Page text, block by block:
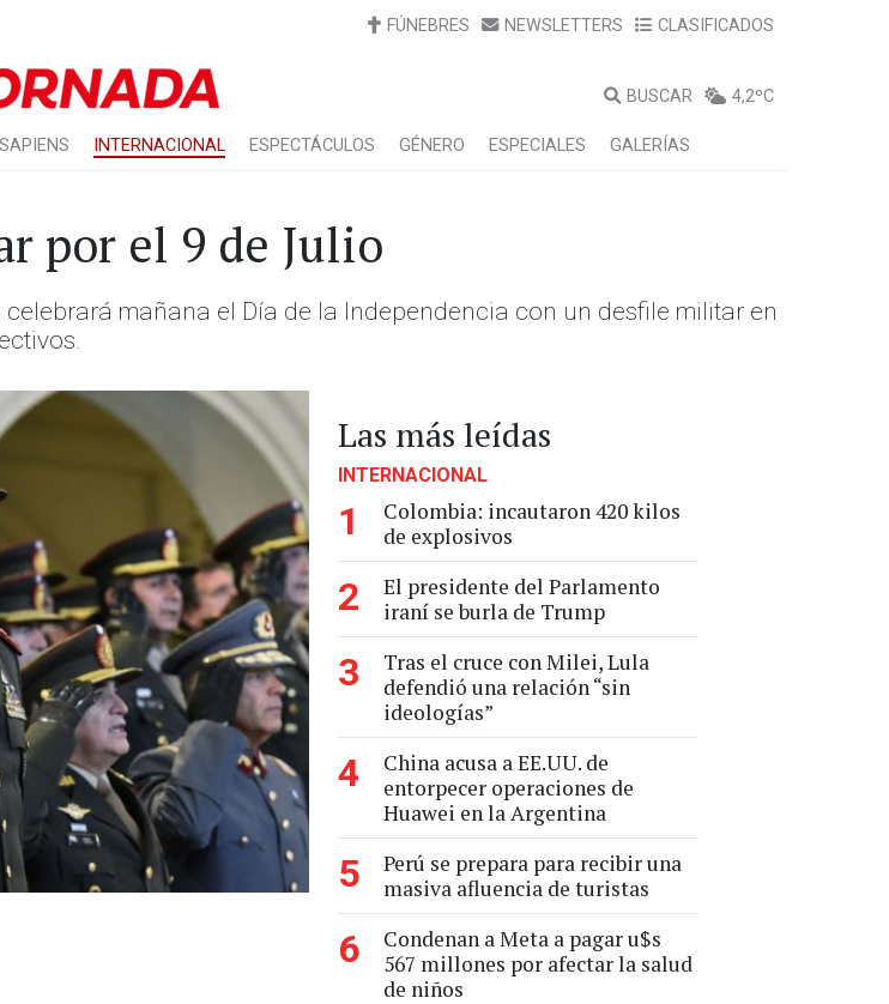
FÚNEBRES NEWSLETTERS CLASIFICADOS
BUSCAR 4,2ºC
SAPIENS INTERNACIONAL ESPECTÁCULOS GÉNERO ESPECIALES GALERÍAS
por el 9 de Julio
mañana el Día de la Independencia con un desfile militar en
Las más leídas
INTERNACIONAL
1
Colombia: incautaron 420 kilos
de explosivos
2
El presidente del Parlamento
iraní se burla de Trump
3
Tras el cruce con Milei, Lula
defendió una relación “sin
ideologías”
4
China acusa a EE.UU. de
entorpecer operaciones de
Huawei en la Argentina
5
Perú se prepara para recibir una
masiva afluencia de turistas
6
Condenan a Meta a pagar u$s
567 millones por afectar la salud
de niños